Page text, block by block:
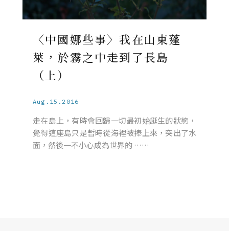
〈中國娜些事〉我在山東蓬
萊，於霧之中走到了長島
（上）
Aug.15.2016
走在島上，有時會回歸一切最初始誕生的狀態，
覺得這座島只是暫時從海裡被捧上來，突出了水
面，然後一不小心成為世界的 ……